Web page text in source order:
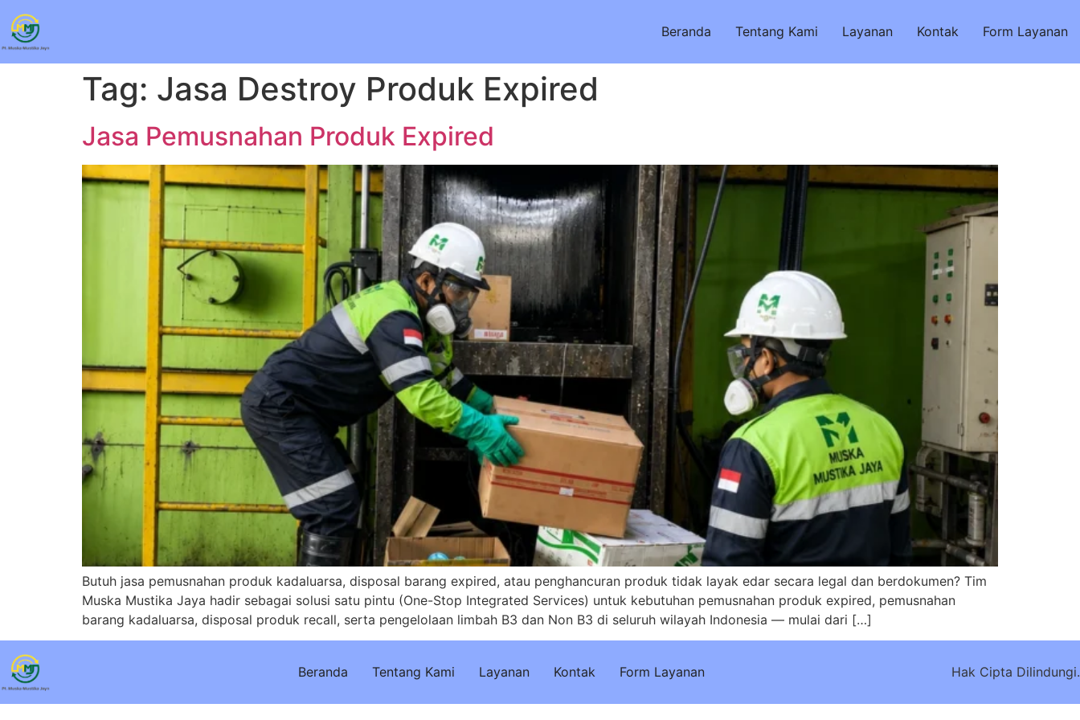
Beranda Tentang Kami Layanan Kontak Form Layanan
Tag: Jasa Destroy Produk Expired
Jasa Pemusnahan Produk Expired
Butuh jasa pemusnahan produk kadaluarsa, disposal barang expired, atau penghancuran produk tidak layak edar secara legal dan berdokumen? Tim
Muska Mustika Jaya hadir sebagai solusi satu pintu (One-Stop Integrated Services) untuk kebutuhan pemusnahan produk expired, pemusnahan
barang kadaluarsa, disposal produk recall, serta pengelolaan limbah B3 dan Non B3 di seluruh wilayah Indonesia — mulai dari […]
Beranda Tentang Kami Layanan Kontak Form Layanan Hak Cipta Dilindungi.